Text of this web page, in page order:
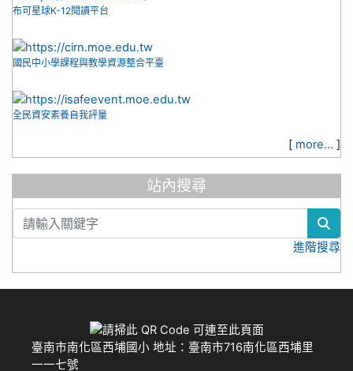
布可星球K-12閱讀平台
國民中小學課程與教學資源整合平臺
全民資安素養自我評量
[ more... ]
站內搜尋
進階搜尋
臺南市南化區西埔國小 地址：臺南市716南化區西埔里
一一七號